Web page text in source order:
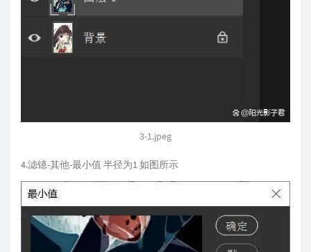
3-1.jpeg
4.滤镱-其他-最小值 半径为1 如图所示